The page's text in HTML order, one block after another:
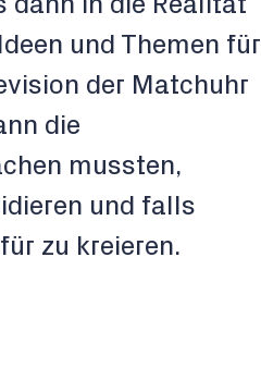
und Themen für
der Matchuhr
die
mussten,
und falls
zu kreieren.